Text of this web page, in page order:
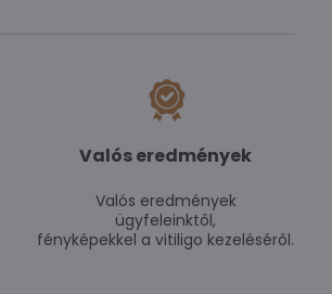
Valós eredmények
Valós eredmények
ügyfeleinktől,
fényképekkel a vitiligo kezeléséről.